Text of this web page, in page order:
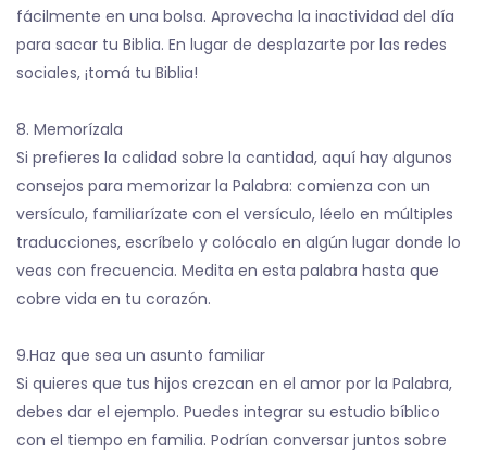
fácilmente en una bolsa. Aprovecha la inactividad del día
para sacar tu Biblia. En lugar de desplazarte por las redes
sociales, ¡tomá tu Biblia!
8. Memorízala
Si prefieres la calidad sobre la cantidad, aquí hay algunos
consejos para memorizar la Palabra: comienza con un
versículo, familiarízate con el versículo, léelo en múltiples
traducciones, escríbelo y colócalo en algún lugar donde lo
veas con frecuencia. Medita en esta palabra hasta que
cobre vida en tu corazón.
9.Haz que sea un asunto familiar
Si quieres que tus hijos crezcan en el amor por la Palabra,
debes dar el ejemplo. Puedes integrar su estudio bíblico
con el tiempo en familia. Podrían conversar juntos sobre